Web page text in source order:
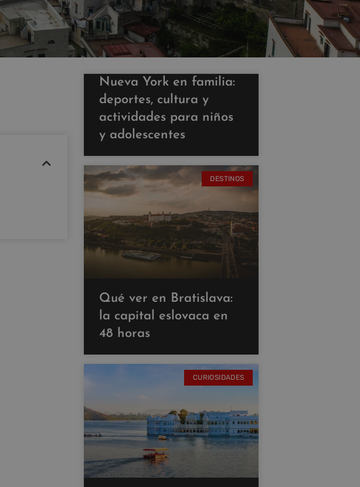
Nueva York en familia:
deportes, cultura y
actividades para niños
y adolescentes
DESTINOS
Qué ver en Bratislava:
la capital eslovaca en
48 horas
CURIOSIDADES